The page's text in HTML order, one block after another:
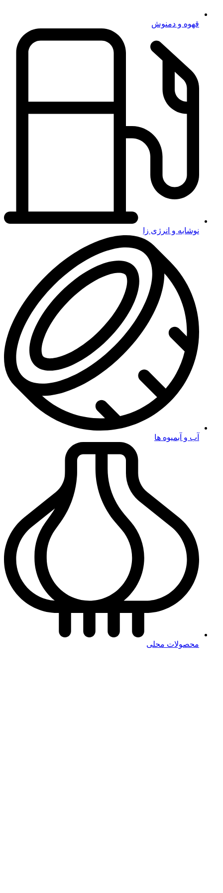
قهوه و دمنوش
نوشابه و انرژی زا
آب و آبمیوه ها
محصولات محلی